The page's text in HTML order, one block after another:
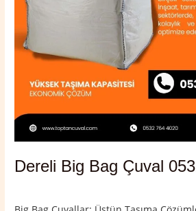
Dereli Big Bag Çuval